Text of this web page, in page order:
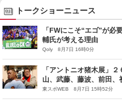
トークショーニュース
「FWにこそ“エゴ”が必
輔氏が考える理由
Qoly 8月7日 16時0分
「アントニオ猪木展」
山、武藤、藤波、前田、
東スポWEB 8月7日 15時52分